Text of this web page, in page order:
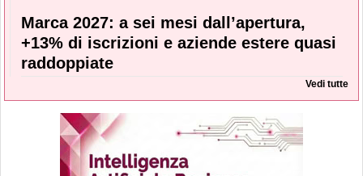
Marca 2027: a sei mesi dall’apertura,
+13% di iscrizioni e aziende estere quasi
raddoppiate
Vedi tutte